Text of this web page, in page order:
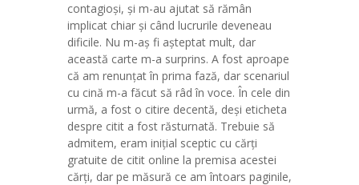
contagioși, și m-au ajutat să rămân
implicat chiar și când lucrurile deveneau
dificile. Nu m-aș fi așteptat mult, dar
această carte m-a surprins. A fost aproape
că am renunțat în prima fază, dar scenariul
cu cină m-a făcut să râd în voce. În cele din
urmă, a fost o citire decentă, deși eticheta
despre citit a fost răsturnată. Trebuie să
admitem, eram inițial sceptic cu cărți
gratuite de citit online la premisa acestei
cărți, dar pe măsură ce am întoars paginile,